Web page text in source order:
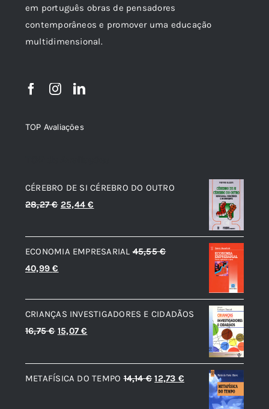
em português obras de pensadores
contemporâneos e promover uma educação
multidimensional.
TOP Avaliações
CÉREBRO DE SI CÉREBRO DO OUTRO
28,27€ O
original
era:
25,44€
atual
é:
ECONOMIA EMPRESARIAL 45,55€
O
original
era:
45,55 €.
40,99€
atual
é:
40,99 €.
CRIANÇAS INVESTIGADORES E CIDADÃOS
16,75€ O
original
era:
15,07€
atual
é:
METAFÍSICA DO TEMPO 14,14€ O
12,73 €O